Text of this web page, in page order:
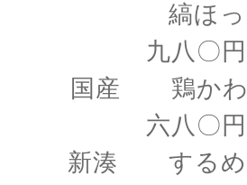
縞ほっ
九八〇円
国産 鶏か
六八〇円
新湊 するめ